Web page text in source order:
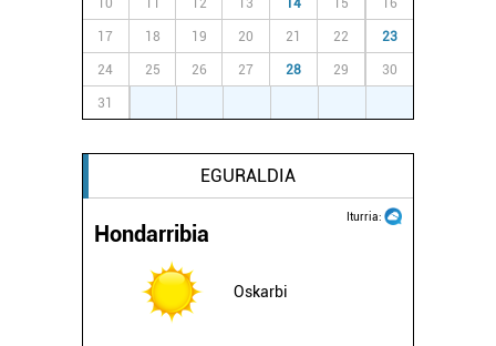
17 18 19 20 21 22 23
24 25 26 27 28 29 30
31
EGURALDIA
Iturria:
Hondarribia
Oskarbi